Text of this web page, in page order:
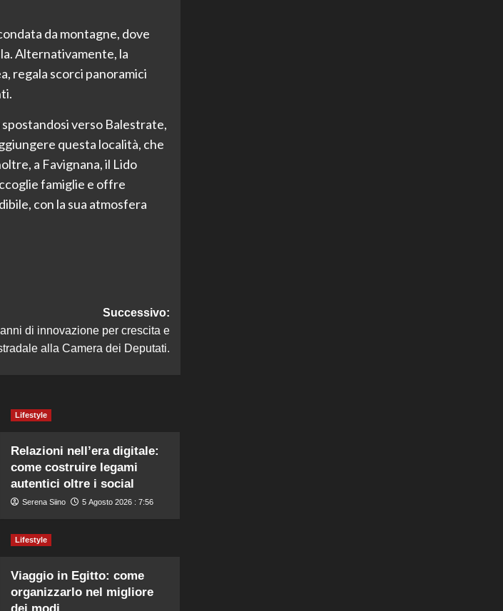
da montagne, dove
Alternativamente, la
regala scorci panoramici
spostandosi verso Balestrate,
questa località, che
a Favignana, il Lido
famiglie e offre
con la sua atmosfera
Successivo:
di innovazione per crescita e
alla Camera dei Deputati.
Lifestyle
Relazioni nell’era digitale:
come costruire legami
autentici oltre i social
Serena Siino 5 Agosto 2026 : 7:56
Lifestyle
Viaggio in Egitto: come
organizzarlo nel migliore
dei modi